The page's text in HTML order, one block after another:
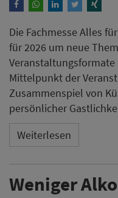
Die Fachmesse Alles
für 2026 um neue
Mittelpunkt der
Zusammenspiel von
persönlicher
Weiterlesen
Weniger